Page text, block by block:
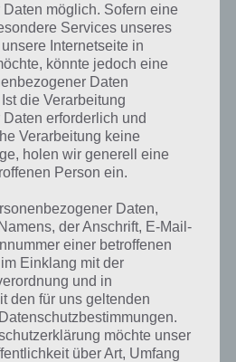
Wort Lösungen zu Singapur im August
möglich. Sofern eine
Services unseres
Internetseite in
könnte jedoch eine
Daten
die Verarbeitung
erforderlich und
Verarbeitung keine
holen wir generell eine
Person ein.
Daten,
der Anschrift, E-Mail-
einer betroffenen
Einklang mit der
und in
den für uns geltenden
möchte unser
über Art, Umfang